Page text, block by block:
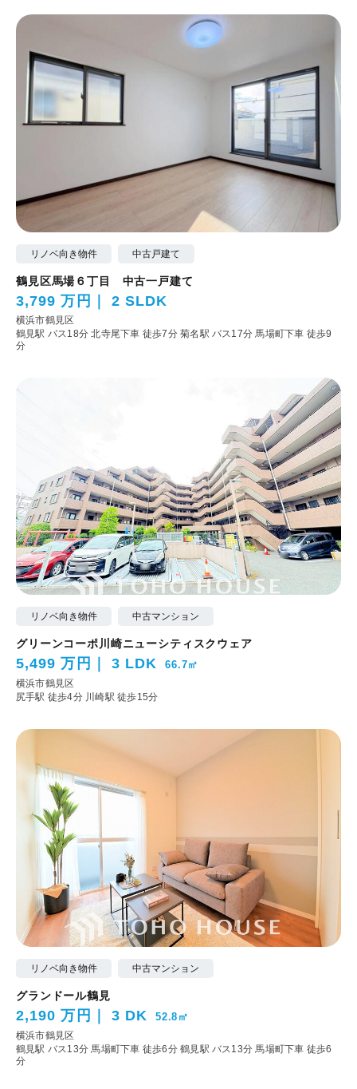
リノベ向き物件 中古戸建て
鶴見区馬場６丁目 中古一戸建て
3,799 万円 2 SLDK
横浜市鶴見区
鶴見駅 バス18分 北寺尾下車 徒歩7分菊名駅 バス17分 馬場町下車 徒歩9
分
リノベ向き物件 中古マンション
グリーンコーポ川崎ニューシティスクウェア
5,499 万円 3 LDK 66.7㎡
横浜市鶴見区
尻手駅 徒歩4分 川崎駅 徒歩15分
リノベ向き物件 中古マンション
グランドール鶴見
2,190 万円 3 DK 52.8㎡
横浜市鶴見区
鶴見駅 バス13分 馬場町下車 徒歩6分鶴見駅 バス13分 馬場町下車 徒歩6
分